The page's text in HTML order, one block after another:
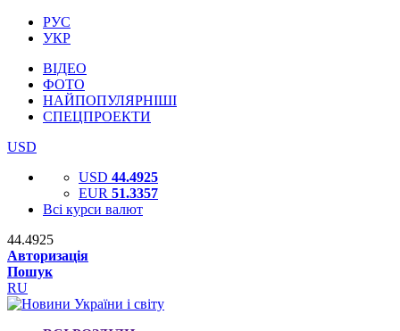
РУС
УКР
ВІДЕО
ФОТО
НАЙПОПУЛЯРНІШІ
СПЕЦПРОЕКТИ
USD
USD 44.4925
EUR 51.3357
Всі курси валют
44.4925
Авторизація
Пошук
RU